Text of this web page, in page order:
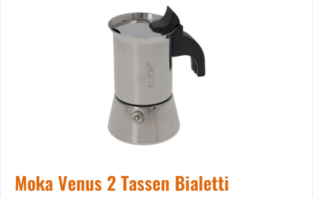
Moka Venus 2 Tassen Bialetti